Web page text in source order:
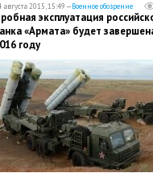
августа 2015, 15:49 —Военное обозрение
эксплуатация
«Армата» будет
году